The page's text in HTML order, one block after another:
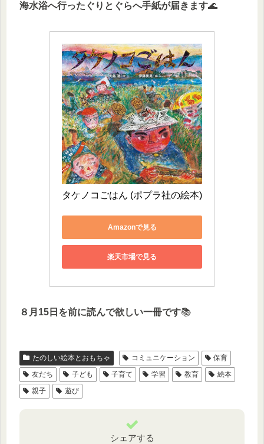
海水浴へ行ったぐりとぐらへ手紙が届きます🌊
タケノコごはん (ポプラ社の絵本)
Amazonで見る
楽天市場で見る
８月15日を前に読んで欲しい一冊です📚
たのしい絵本とおもちゃ コミュニケーション
保育
友だち
子ども 子育て 学習 教育
絵本
親子
遊び
シェアする